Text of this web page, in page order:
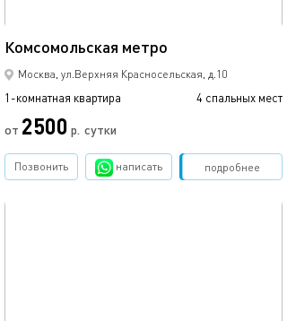
Комсомольская метро
Москва, ул.Верхняя Красносельская, д.10
1-комнатная квартира 4 спальных мест
от 2500 р. сутки
подробнее
Позвонить написать Забронировать